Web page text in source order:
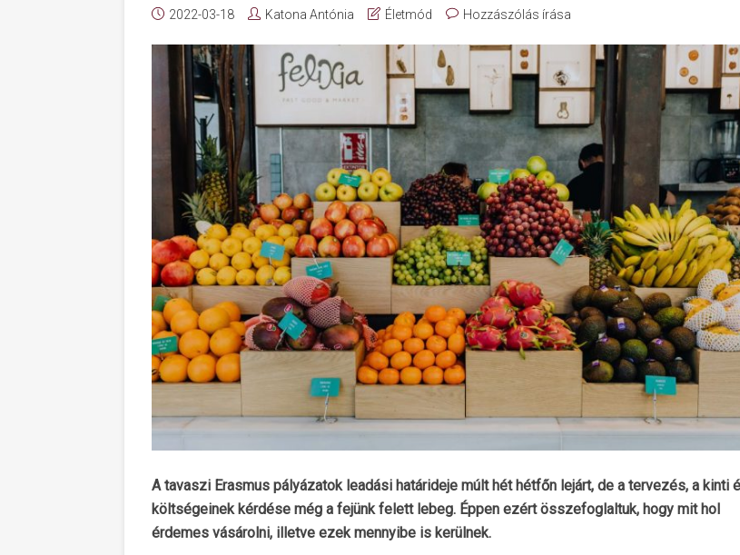
2022-03-18 Katona Antónia Életmód Hozzászólás írása
A tavaszi Erasmus pályázatok leadási határideje múlt hét hétfőn lejárt, de a tervezés, a kinti
költségeinek kérdése még a fejünk felett lebeg. Éppen ezért összefoglaltuk, hogy mit hol
érdemes vásárolni, illetve ezek mennyibe is kerülnek.